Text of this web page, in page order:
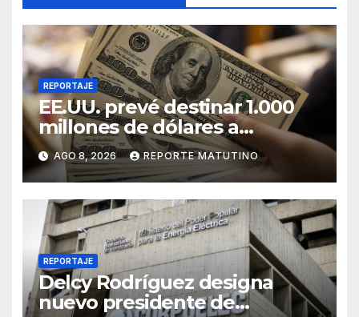
REPORTAJE
EE.UU. prevé destinar 1.000
millones de dólares a
Colombia para un paquete de
seguridad
AGO 8, 2026 REPORTE MATUTINO
REPORTAJE
Delcy Rodríguez designa
nuevo presidente de